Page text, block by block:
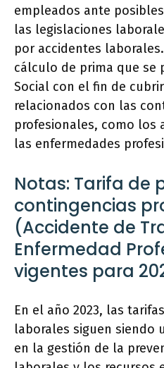
empleados ante
las legislaciones
por accidentes
cálculo de prima que se
Social con el fin de
relacionados con las
profesionales, como los
las enfermedades
Notas: Tarifa de
contingencias
(Accidente de
Enfermedad
vigentes para
En el año 2023, las
laborales siguen siendo
en la gestión de la